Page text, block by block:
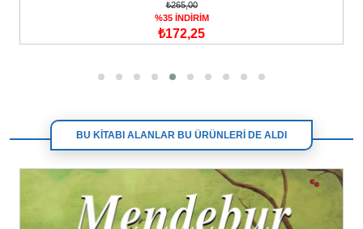
₺265,00
%35 İNDİRİM
₺172,25
BU KİTABI ALANLAR BU ÜRÜNLERİ DE ALDI